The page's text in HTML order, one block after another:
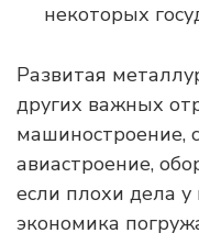
некоторых
Развитая
других важных
машиностроение,
авиастроение,
если плохи дела у
экономика